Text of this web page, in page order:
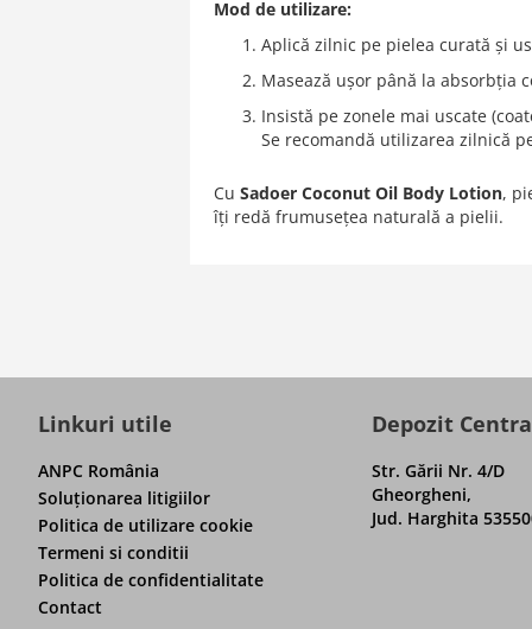
Mod de utilizare:
Aplică zilnic pe pielea curată și
Masează ușor până la absorbția
Insistă pe zonele mai uscate
Se recomandă utilizarea zilnică
Cu Sadoer Coconut Oil Body Lotion,
îți redă frumusețea naturală a pielii.
Linkuri utile
ANPC România
Soluţionarea litigiilor
Politica de utilizare cookie
Termeni si conditii
Politica de confidentialitate
Contact
Depozit
Str. Gării Nr. 4/D
Gheorgheni,
Jud. Harghita